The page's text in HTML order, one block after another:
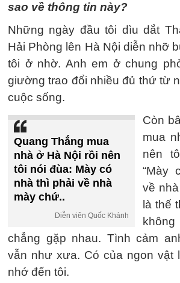
sao về thông tin này?
Những ngày đầu tôi dìu dắt
Hải Phòng lên Hà Nội diễn nhỡ
tôi ở nhờ. Anh em ở chung
giường trao đổi nhiều đủ thứ từ
cuộc sống.
Quang Thắng mua
nhà ở Hà Nội rồi nên
tôi nói đùa: Mày có
nhà thì phải về nhà
mày chứ..
Diễn viên Quốc Khánh
Còn
mua
nên
“Mày
về
là thế
chẳng gặp nhau. Tình cảm
vẫn như xưa. Có của ngon vật
nhớ đến tôi.